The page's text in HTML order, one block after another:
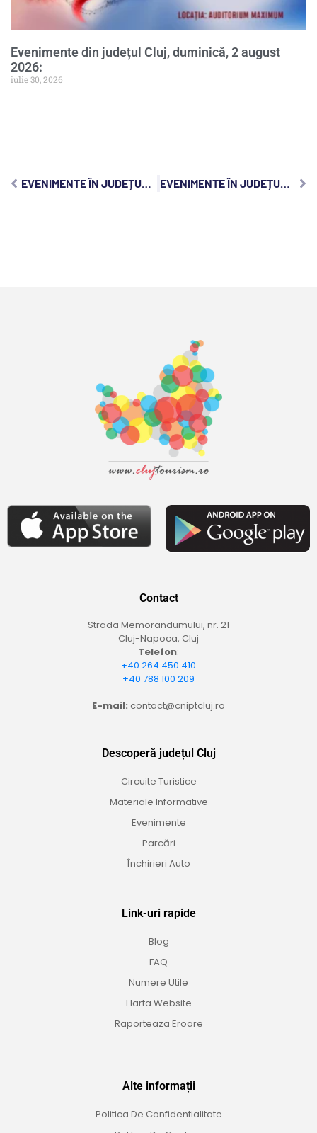
Evenimente din județul Cluj, duminică, 2 august
2026:
iulie 30, 2026
EVENIMENTE ÎN JUDEȚUL CLUJ, SÂMBĂTĂ, 29 IANUARIE 2022 EVENIMENTE ÎN JUDEȚUL CLUJ, LUNI, 31 IANUARIE 2022
Contact
Strada Memorandumului, nr. 21
Cluj-Napoca, Cluj
Telefon:
+40 264 450 410
+40 788 100 209
E-mail: contact@cniptcluj.ro
Descoperă județul Cluj
Circuite Turistice
Materiale Informative
Evenimente
Parcări
Închirieri Auto
Link-uri rapide
Blog
FAQ
Numere Utile
Harta Website
Raporteaza Eroare
Alte informații
Politica De Confidentialitate